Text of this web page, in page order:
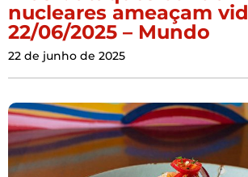
nucleares ameaçam
22/06/2025 – Mundo
22 de junho de 2025